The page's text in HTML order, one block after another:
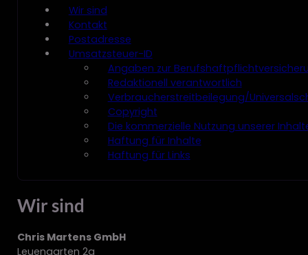
Wir sind
Kontakt
Postadresse
Umsatzsteuer-ID
Angaben zur
Redaktionell verantwortlich
Verbraucher­streit­beilegung/
Copyright
Die kommerzielle Nutzung unserer
Haftung für Inhalte
Haftung für Links
Wir sind
Chris Martens GmbH
Leuengarten 2a